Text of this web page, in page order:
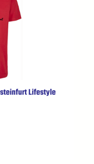
Lifestyle